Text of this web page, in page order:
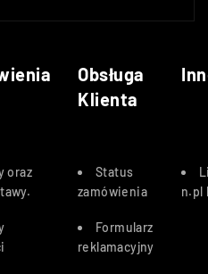
Obsługa
Klienta
oraz
.
Status
zamówienia
Formularz
reklamacyjny
n.pl